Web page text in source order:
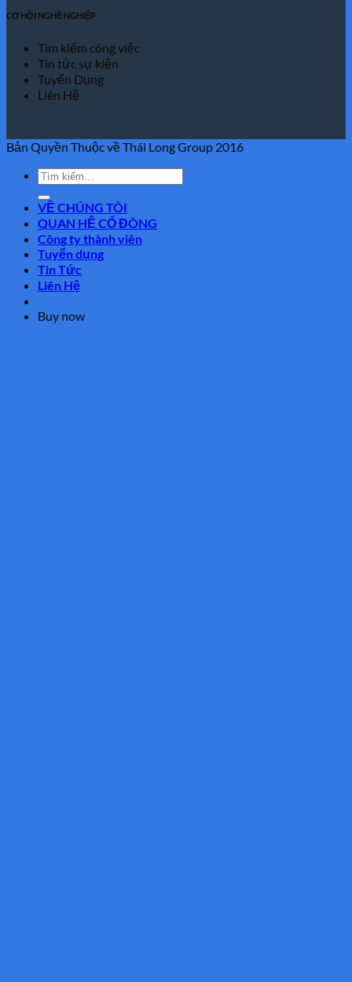
CƠ HỘI NGHỀ NGHIỆP
Tìm kiếm công việc
Tin tức sự kiện
Tuyển Dụng
Liên Hệ
Bản Quyền Thuộc về Thái Long Group 2016
VỀ CHÚNG TÔI
QUAN HỆ CỔ ĐÔNG
Công ty thành viên
Tuyển dụng
Tin Tức
Liên Hệ
Buy now